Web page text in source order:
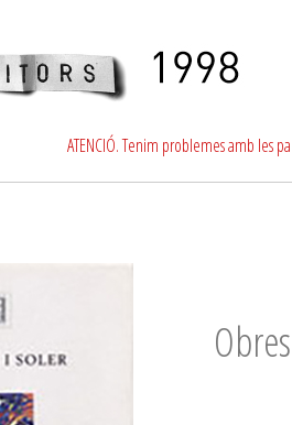
ATENCIÓ. Tenim problemes amb les